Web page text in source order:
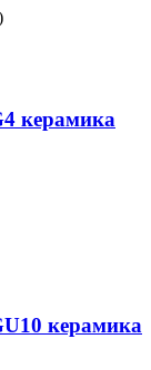
керамика
керамика